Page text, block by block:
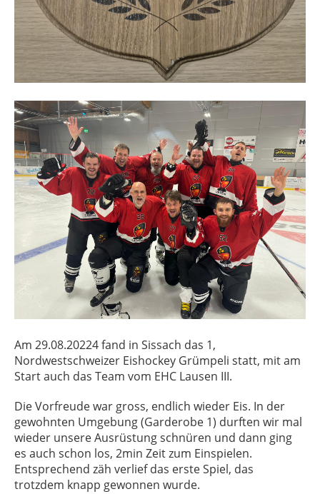
Am 29.08.20224 fand in Sissach das 1,
Nordwestschweizer Eishockey Grümpeli statt, mit am
Start auch das Team vom EHC Lausen III.
Die Vorfreude war gross, endlich wieder Eis. In der
gewohnten Umgebung (Garderobe 1) durften wir mal
wieder unsere Ausrüstung schnüren und dann ging
es auch schon los, 2min Zeit zum Einspielen.
Entsprechend zäh verlief das erste Spiel, das
trotzdem knapp gewonnen wurde.